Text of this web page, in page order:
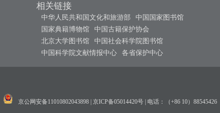
相关链接
中华人民共和国文化和旅游部
中国国家图书馆
国家典籍博物馆
中国古籍保护协会
北京大学图书馆
中国社会科学院图书馆
中国科学院文献情报中心
各省保护中心
京公网安备11010802043898 | 京ICP备05014420号 | 电话：（+86 10）88545426